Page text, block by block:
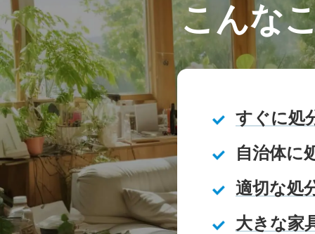
こんな
すぐに処
自治体に
適切な処
大きな家